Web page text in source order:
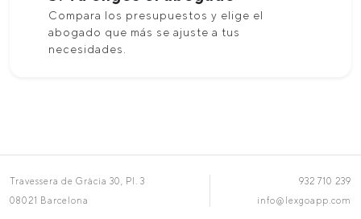
Compara los presupuestos y elige el
abogado que más se ajuste a tus
necesidades.
Travessera de Gràcia 30, Pl. 3
08021 Barcelona
932 710 239
info@lexgoapp.com